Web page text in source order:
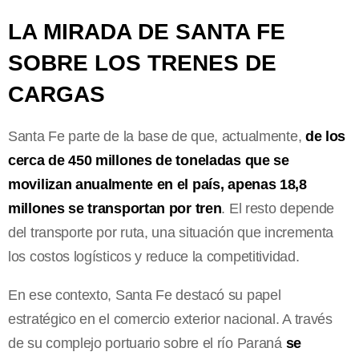
LA MIRADA DE SANTA FE
SOBRE LOS TRENES DE
CARGAS
Santa Fe parte de la base de que, actualmente, de los
cerca de 450 millones de toneladas que se
movilizan anualmente en el país, apenas 18,8
millones se transportan por tren. El resto depende
del transporte por ruta, una situación que incrementa
los costos logísticos y reduce la competitividad.
En ese contexto, Santa Fe destacó su papel
estratégico en el comercio exterior nacional. A través
de su complejo portuario sobre el río Paraná se